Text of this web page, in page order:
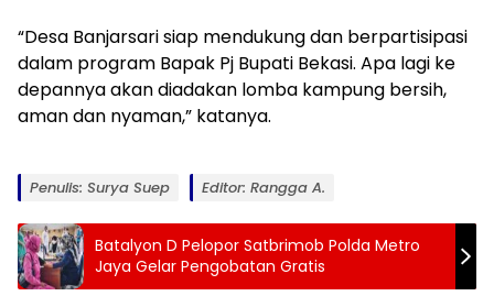
“Desa Banjarsari siap mendukung dan berpartisipasi
dalam program Bapak Pj Bupati Bekasi. Apa lagi ke
depannya akan diadakan lomba kampung bersih,
aman dan nyaman,” katanya.
Penulis: Surya Suep Editor: Rangga A.
Batalyon D Pelopor Satbrimob Polda Metro
Jaya Gelar Pengobatan Gratis